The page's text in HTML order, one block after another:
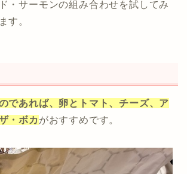
・サーモンの組み合わせを試してみ
す。
であれば、卵とトマト、チーズ、ア
・ボカ がおすすめです。